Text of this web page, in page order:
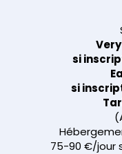
si
si
75-90 €/jour